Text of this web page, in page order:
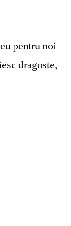
pentru noi
dragoste,